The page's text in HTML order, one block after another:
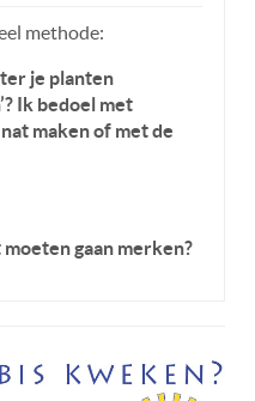
methode:
je planten
Ik bedoel met
maken of met de
gaan merken?